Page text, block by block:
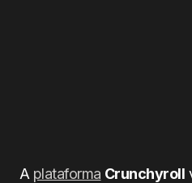
A plataforma Crunchyroll